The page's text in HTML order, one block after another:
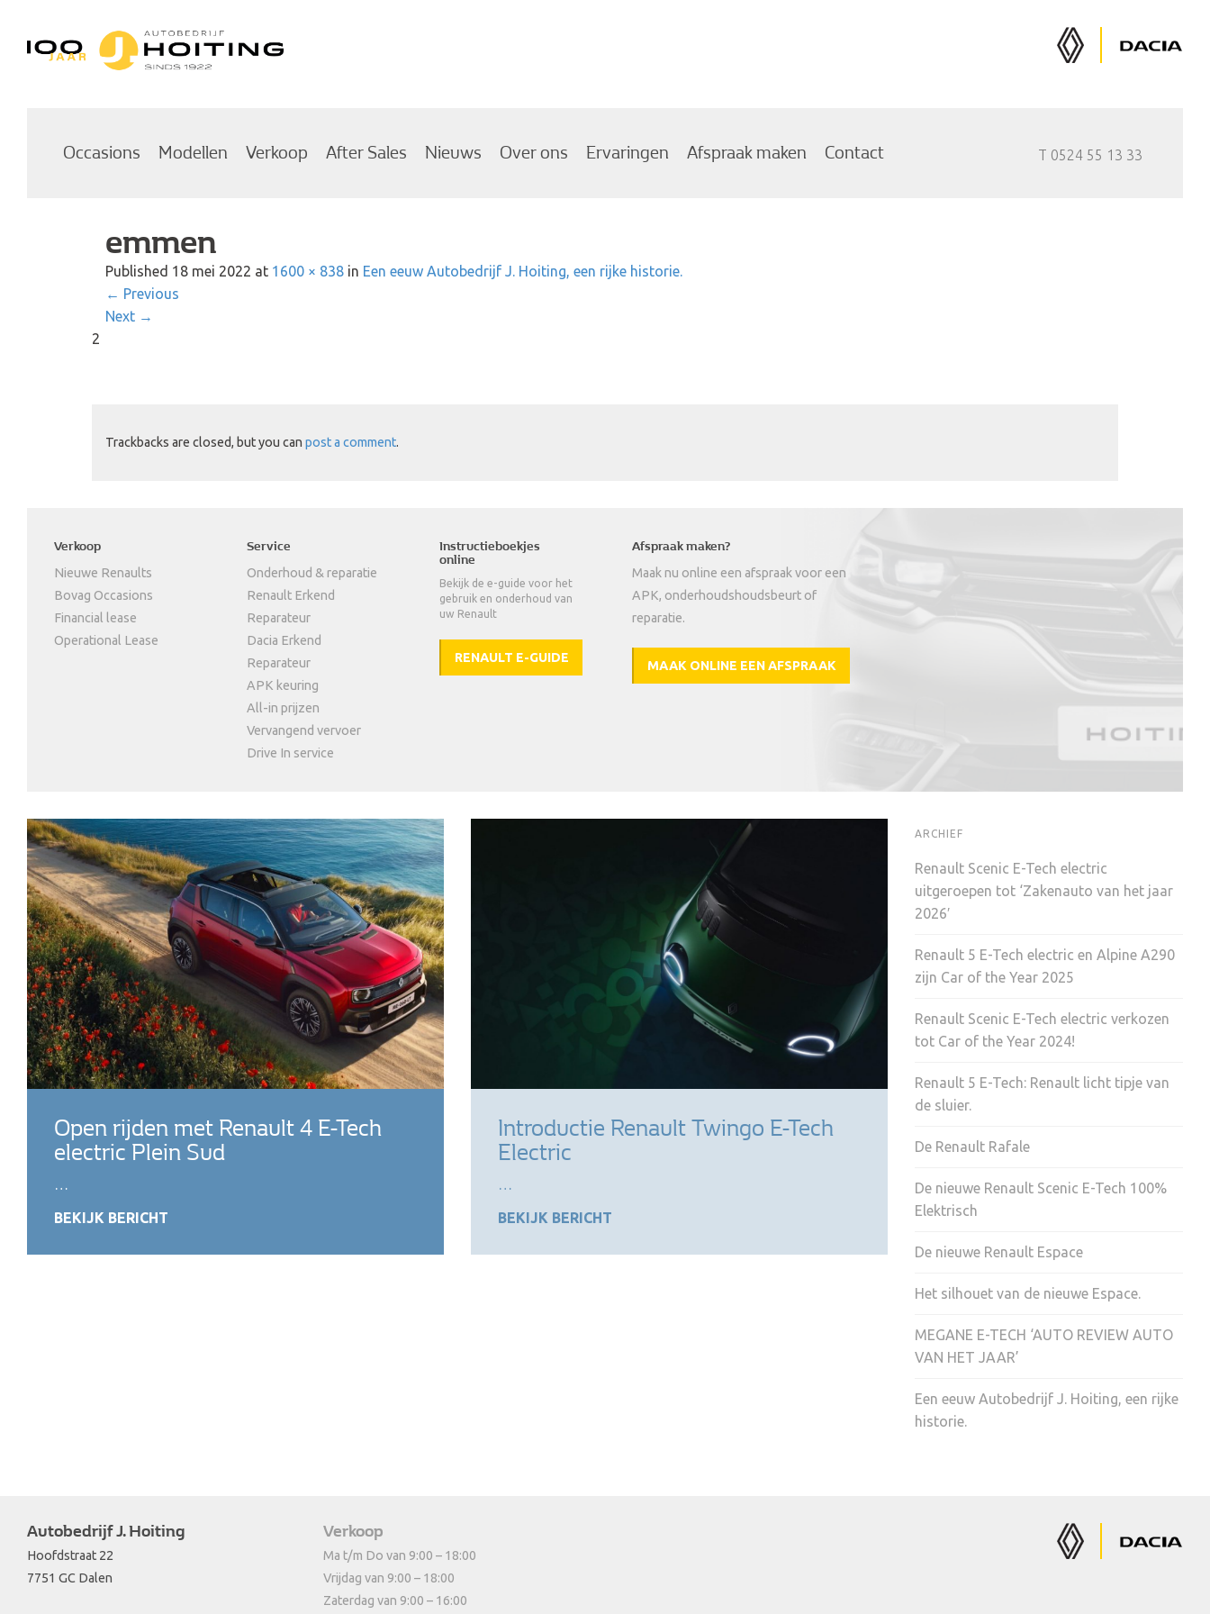
Autobedrijf Hoiting
Dacia
Renault
Auto's
T 0524 55 13 33
Occasions Modellen Verkoop After Sales Nieuws Over ons Ervaringen Afspraak maken Contact
emmen
Published 18 mei 2022 at 1600 × 838 in Een eeuw Autobedrijf J. Hoiting, een rijke historie.
← Previous
Next →
2
Trackbacks are closed, but you can post a comment.
Verkoop
Nieuwe Renaults
Bovag Occasions
Financial lease
Operational Lease
Service
Onderhoud & reparatie
Renault Erkend
Reparateur
Dacia Erkend
Reparateur
APK keuring
All-in prijzen
Vervangend vervoer
Drive In service
Instructieboekjes
online
Bekijk de e-guide voor het
gebruik en onderhoud van
uw Renault
RENAULT E-GUIDE
Afspraak maken?
Maak nu online een afspraak voor een
APK, onderhoudshoudsbeurt of
reparatie.
MAAK ONLINE EEN AFSPRAAK
Open rijden met Renault 4 E-Tech
electric Plein Sud
…
BEKIJK BERICHT
Introductie Renault Twingo E-Tech
Electric
…
BEKIJK BERICHT
ARCHIEF
Renault Scenic E-Tech electric
uitgeroepen tot ‘Zakenauto van het jaar
2026′
Renault 5 E-Tech electric en Alpine A290
zijn Car of the Year 2025
Renault Scenic E-Tech electric verkozen
tot Car of the Year 2024!
Renault 5 E-Tech: Renault licht tipje van
de sluier.
De Renault Rafale
De nieuwe Renault Scenic E-Tech 100%
Elektrisch
De nieuwe Renault Espace
Het silhouet van de nieuwe Espace.
MEGANE E-TECH ‘AUTO REVIEW AUTO
VAN HET JAAR’
Een eeuw Autobedrijf J. Hoiting, een rijke
historie.
Autobedrijf J. Hoiting
Hoofdstraat 22
7751 GC Dalen
Verkoop
Ma t/m Do van 9:00 – 18:00
Vrijdag van 9:00 – 18:00
Zaterdag van 9:00 – 16:00
Dacia
Renault
Auto's